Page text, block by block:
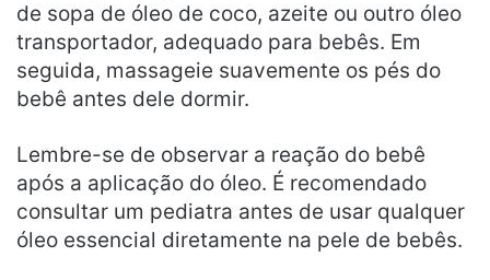
de sopa de óleo de coco, azeite ou outro óleo
transportador, adequado para bebês. Em
seguida, massageie suavemente os pés do
bebê antes dele dormir.
Lembre-se de observar a reação do bebê
após a aplicação do óleo. É recomendado
consultar um pediatra antes de usar qualquer
óleo essencial diretamente na pele de bebês.